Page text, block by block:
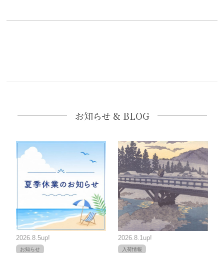
お知らせ & BLOG
2026.8.5up!
お知らせ
2026.8.1up!
入荷情報